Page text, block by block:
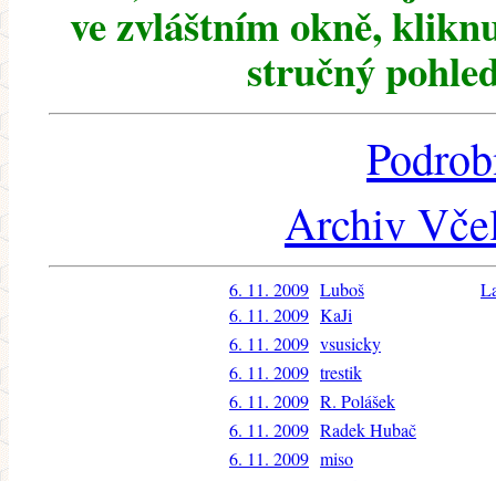
ve zvláštním okně,
stručný
Archiv
6. 11. 2009 Luboš
6. 11. 2009 KaJi
6. 11. 2009 vsusicky
6. 11. 2009 trestik
6. 11. 2009 R. Polášek
6. 11. 2009 Radek Hubač
6. 11. 2009 miso